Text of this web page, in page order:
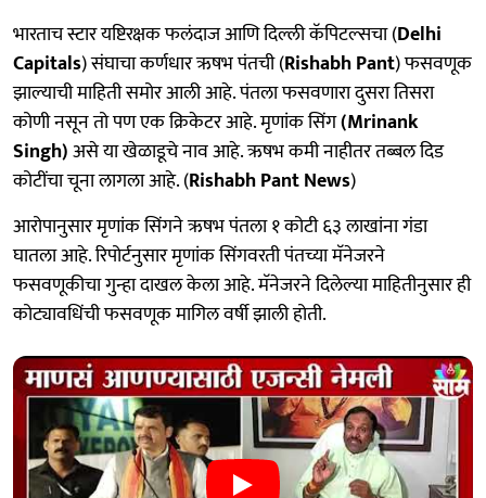
भारताच स्टार यष्टिरक्षक फलंदाज आणि दिल्ली कॅपिटल्सचा (Delhi
Capitals) संघाचा कर्णधार ऋषभ पंतची (Rishabh Pant) फसवणूक
झाल्याची माहिती समोर आली आहे. पंतला फसवणारा दुसरा तिसरा
कोणी नसून तो पण एक क्रिकेटर आहे. मृणांक सिंग(Mrinank
Singh)असे या खेळाडूचे नाव आहे. ऋषभ कमी नाहीतर तब्बल दिड
कोटींचा चूना लागला आहे. (Rishabh Pant News)
आरोपानुसार मृणांक सिंगने ऋषभ पंतला १ कोटी ६३ लाखांना गंडा
घातला आहे. रिपोर्टनुसार मृणांक सिंगवरती पंतच्या मॅनेजरने
फसवणूकीचा गुन्हा दाखल केला आहे. मॅनेजरने दिलेल्या माहितीनुसार ही
कोट्यावधिंची फसवणूक मागिल वर्षी झाली होती.